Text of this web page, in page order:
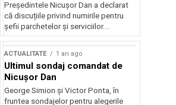
Președintele Nicușor Dan a declarat
că discuțiile privind numirile pentru
șefii parchetelor și serviciilor...
ACTUALITATE 1 an ago
Ultimul sondaj comandat de
Nicușor Dan
George Simion și Victor Ponta, în
fruntea sondajelor pentru alegerile